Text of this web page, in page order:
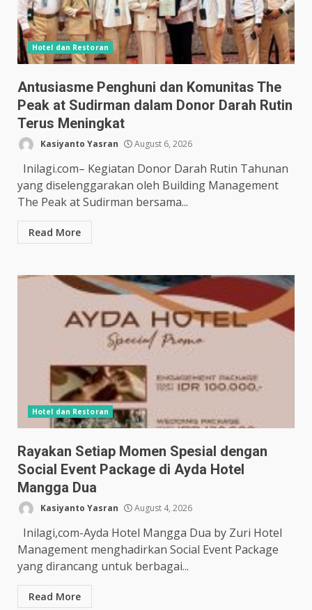
Hotel dan Restoran
Antusiasme Penghuni dan Komunitas The
Peak at Sudirman dalam Donor Darah Rutin
Terus Meningkat
Kasiyanto Yasran August 6, 2026
Inilagi.com– Kegiatan Donor Darah Rutin Tahunan
yang diselenggarakan oleh Building Management
The Peak at Sudirman bersama...
Read More
Hotel dan Restoran
Rayakan Setiap Momen Spesial dengan
Social Event Package di Ayda Hotel
Mangga Dua
Kasiyanto Yasran August 4, 2026
Inilagi,com-Ayda Hotel Mangga Dua by Zuri Hotel
Management menghadirkan Social Event Package
yang dirancang untuk berbagai...
Read More